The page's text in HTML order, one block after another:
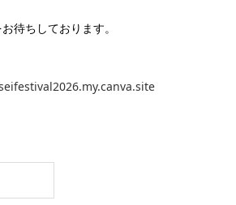
待ちしております。